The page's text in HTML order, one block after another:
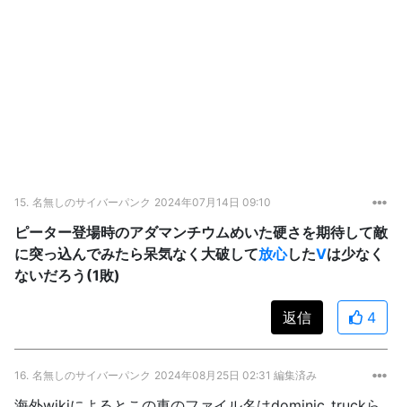
15. 名無しのサイバーパンク 2024年07月14日 09:10
ピーター登場時のアダマンチウムめいた硬さを期待して敵
に突っ込んでみたら呆気なく大破して放心したVは少なく
ないだろう(1敗)
返信 4
16. 名無しのサイバーパンク 2024年08月25日 02:31 編集済み